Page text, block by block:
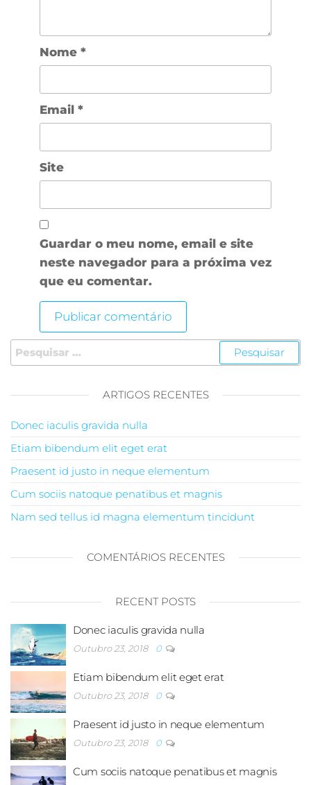
Nome *
Email *
Site
Guardar o meu nome, email e site
neste navegador para a próxima vez
que eu comentar.
Pesquisar por:
ARTIGOS RECENTES
Donec iaculis gravida nulla
Etiam bibendum elit eget erat
Praesent id justo in neque elementum
Cum sociis natoque penatibus et magnis
Nam sed tellus id magna elementum tincidunt
COMENTÁRIOS RECENTES
RECENT POSTS
Donec iaculis gravida nulla
Outubro 23, 2018 0
Etiam bibendum elit eget erat
Outubro 23, 2018 0
Praesent id justo in neque elementum
Outubro 23, 2018 0
Cum sociis natoque penatibus et magnis